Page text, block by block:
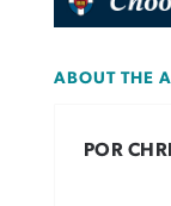
ABOUT THE
POR